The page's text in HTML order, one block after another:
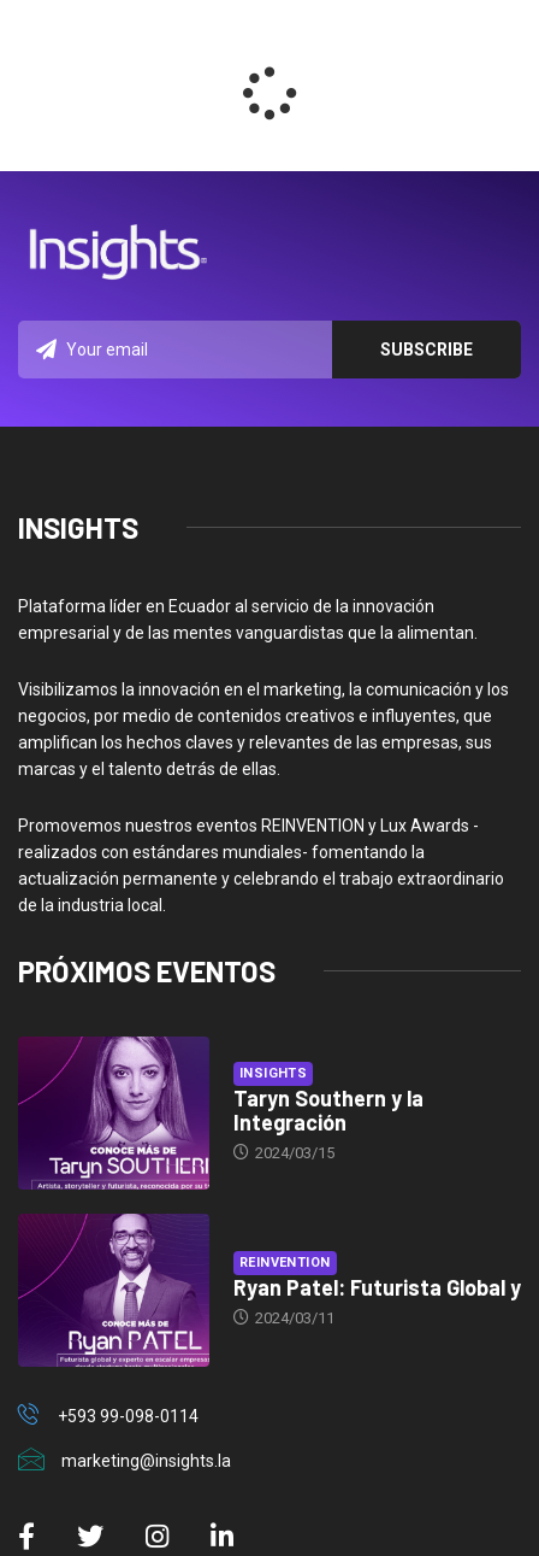
INSIGHTS
Plataforma líder en Ecuador al servicio de la innovación
empresarial y de las mentes vanguardistas que la alimentan.
Visibilizamos la innovación en el marketing, la comunicación y los
negocios, por medio de contenidos creativos e influyentes, que
amplifican los hechos claves y relevantes de las empresas, sus
marcas y el talento detrás de ellas.
Promovemos nuestros eventos REINVENTION y Lux Awards -
realizados con estándares mundiales- fomentando la
actualización permanente y celebrando el trabajo extraordinario
de la industria local.
PRÓXIMOS EVENTOS
INSIGHTS
Taryn Southern y la
Integración
2024/03/15
REINVENTION
Ryan Patel: Futurista Global y
2024/03/11
+593 99-098-0114
marketing@insights.la